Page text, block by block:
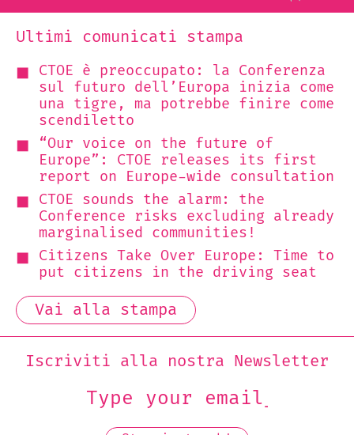
Ultimi comunicati stampa
Vai alla stampa
CTOE è preoccupato: la Conferenza
sul futuro dell’Europa inizia come
una tigre, ma potrebbe finire come
scendiletto
“Our voice on the future of
Europe”: CTOE releases its first
report on Europe-wide consultation
CTOE sounds the alarm: the
Conference risks excluding already
marginalised communities!
Citizens Take Over Europe: Time to
put citizens in the driving seat
Iscriviti alla nostra Newsletter